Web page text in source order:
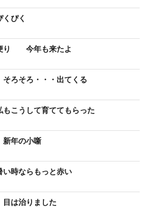
ぴく
り 今年も来たよ
そろ・・・出てくる
こうして育ててもらった
年の小噺
い時ならもっと赤い
治りました